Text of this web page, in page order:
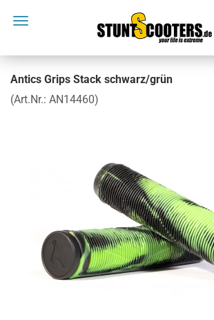
Antics Grips Stack schwarz/grün
(Art.Nr.: AN14460)